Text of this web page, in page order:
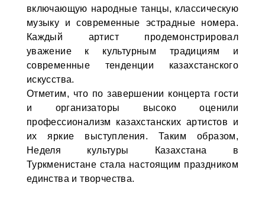
включающую народные танцы, классическую
музыку и современные эстрадные номера.
Каждый артист продемонстрировал
уважение к культурным традициям и
современные тенденции казахстанского
искусства.
Отметим, что по завершении концерта гости
и организаторы высоко оценили
профессионализм казахстанских артистов и
их яркие выступления. Таким образом,
Неделя культуры Казахстана в
Туркменистане стала настоящим праздником
единства и творчества.